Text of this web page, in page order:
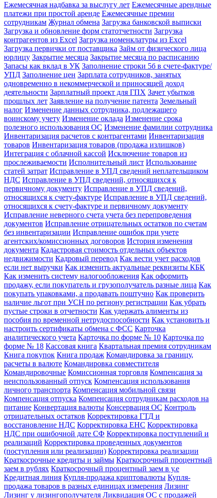
Ежемесячная надбавка за выслугу лет Ежемесячные арендные
платежи при простой аренде Ежемесячные премии
сотрудникам Журнал обмена Загрузка банковской выписки
Загрузка и обновление форм статотчетности Загрузка
контрагентов из Excel Загрузка номенклатуры из Excel
Загрузка первички от поставщика Займ от физического лица
юрлицу Закрытие месяца Закрытие месяца по расписанию
Запасы как вклад в УК Заполнение строки 5б в счете-фактуре/
УПД Заполнение цен Зарплата сотрудников, занятых
одновременно в некоммерческой и приносящей доход
деятельности Зарплатный проект для ГПХ Зачет убытков
прошлых лет Заявление на получение патента Земельный
налог Изменение данных сотрудника, подлежащего
воинскому учету Изменение оклада Изменение срока
полезного использования ОС Изменение фамилии сотрудника
Инвентаризация расчетов с контрагентами Инвентаризация
товаров Инвентаризация товаров (продажа излишков)
Интеграция с облачной кассой Исключение товаров из
прослеживаемости Исполнительный лист Использование
статей затрат Исправление в УПД сведений неплательщиком
НДС Исправление в УПД сведений, относящихся к
первичному документу Исправление в УПД сведений,
относящихся к счету-фактуре Исправление в УПД сведений,
относящихся к счету-фактуре и первичному документу
Исправление неверного счета учета без перепроведения
документов Исправление отрицательных остатков по счетам
без инвентаризации Исправление ошибок при учете
агентских/комиссионных договоров История изменения
документа Кадастровая стоимость отдельных объектов
недвижимости Кадровый перевод Как вести учет расходов
если нет выручки Как изменить актуальные реквизиты КБК
Как изменить систему налогообложения Как оформить
продажу, если покупатель и грузополучатель разные лица Как
покупать упаковками, а продавать поштучно Как проверить
наличие льгот при УСН по региону регистрации Как убрать
пустые строки в отчетности Как удержать алименты из
пособия по временной нетрудоспособности Как установить и
настроить сертификаты обмена с ФСС Карточка
аналитического учета Карточка по форме № 10 Карточка по
форме № 18 Кассовая книга Квартальная премия сотрудникам
Книга покупок Книга продаж Командировка за границу,
расчеты в валюте Командировка совместителя
Командировочные Комиссионная торговля Компенсация за
неиспользованный отпуск Компенсация использования
личного транспорта Компенсация мобильной связи
Компенсация отпуска Компенсация сотрудникам расходов на
питание Конвертация валюты Консервация ОС Контроль
отрицательных остатков Корректировка ГТД и
восстановление НДС Корректировка ЕНС Корректировка
НДС при ошибочной дате СФ Корректировка поступлений и
реализаций Корректировка проведенных документов
(поступления или реализации) Корректировка реализации
Краткосрочные кредиты и займы Краткосрочный процентный
заем в рублях Краткосрочный процентный заем в у.е
Кредитная линия Купля-продажа криптовалюты Купля-
продажа товаров в разных единицах измерения Лизинг
Лизинг у лизингополучателя Ликвидация ОС с продажей